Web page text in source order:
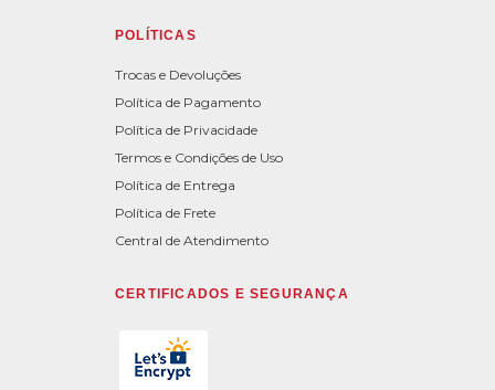
POLÍTICAS
Trocas e Devoluções
Política de Pagamento
Política de Privacidade
Termos e Condições de Uso
Política de Entrega
Política de Frete
Central de Atendimento
CERTIFICADOS E SEGURANÇA